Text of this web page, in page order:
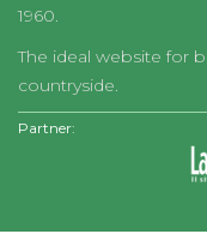
1960.
The ideal website for
countryside.
Partner: